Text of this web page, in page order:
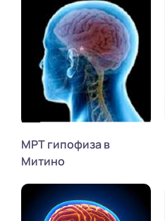
МРТ гипофиза в
Митино